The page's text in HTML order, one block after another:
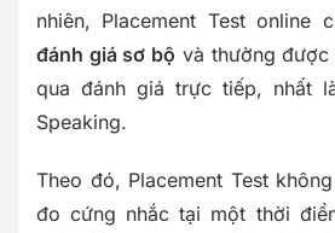
nhiên, Placement Test online
đánh giá sơ bộ và thường được
qua đánh giá trực tiếp, nhất
Speaking.
Theo đó, Placement Test
đo cứng nhắc tại một thời